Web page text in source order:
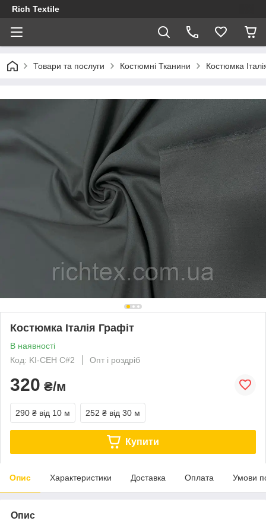
Rich Textile
Товари та послуги Костюмні Тканини Костюмка
Костюмка Італія Графіт
В наявності
Код: KI-CEH C#2
Опт і роздріб
320 ₴/м
290 ₴ від 10 м 252 ₴ від 30 м
Купити
Опис Характеристики Доставка Оплата Умови
Опис